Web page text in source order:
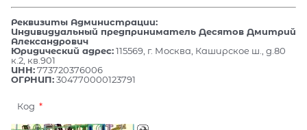
Реквизиты Администрации:
Индивидуальный предприниматель Десятов Дмитрий
Александрович
Юридический адрес:115569, г. Москва, Каширское ш., д.80
к.2, кв.901
ИНН:773720376006
ОГРНИП:304770000123791
Код